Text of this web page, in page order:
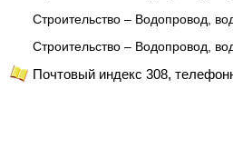
Строительство – Водопровод,
Строительство – Водопровод,
Почтовый индекс 308,